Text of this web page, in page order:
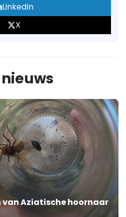
LinkedIn
X
van Aziatische hoornaar